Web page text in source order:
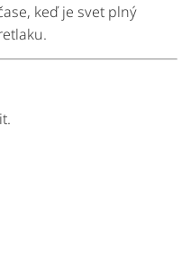
keďje svet plný